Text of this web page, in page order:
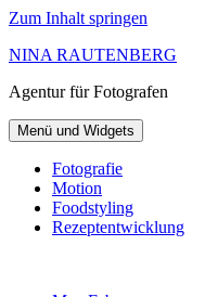
Zum Inhalt springen
NINA RAUTENBERG
Agenturfür Fotografen
Menü und Widgets
Fotografie
Motion
Foodstyling
Rezeptentwicklung